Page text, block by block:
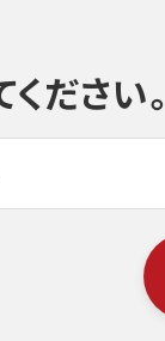
ださい。